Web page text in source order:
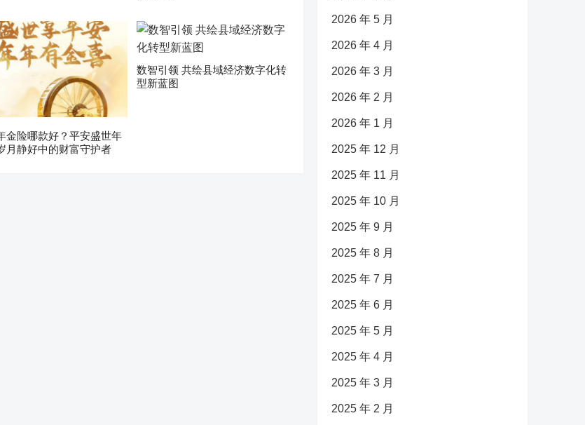
金险哪款好？平安盛世年
月静好中的财富守护者
数智引领 共绘县域经济数字化转
型新蓝图
2026 年 5 月
2026 年 4 月
2026 年 3 月
2026 年 2 月
2026 年 1 月
2025 年 12 月
2025 年 11 月
2025 年 10 月
2025 年 9 月
2025 年 8 月
2025 年 7 月
2025 年 6 月
2025 年 5 月
2025 年 4 月
2025 年 3 月
2025 年 2 月